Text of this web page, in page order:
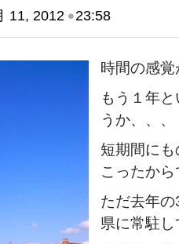
11, 2012•23:58
時間の感
もう１年
うか、、、
短期間に
こったか
ただ去年
県に常駐